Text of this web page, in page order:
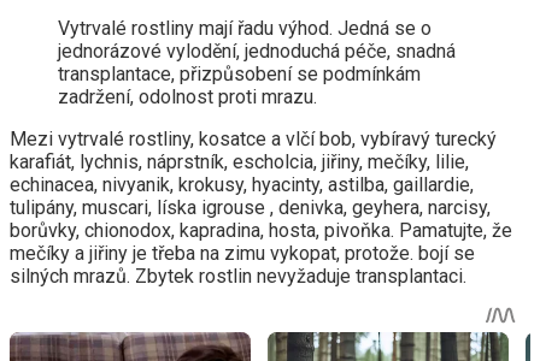
Vytrvalé rostliny mají řadu výhod. Jedná se o
jednorázové vylodění, jednoduchá péče, snadná
transplantace, přizpůsobení se podmínkám
zadržení, odolnost proti mrazu.
Mezi vytrvalé rostliny, kosatce a vlčí bob, vybíravý turecký
karafiát, lychnis, náprstník, escholcia, jiřiny, mečíky, lilie,
echinacea, nivyanik, krokusy, hyacinty, astilba, gaillardie,
tulipány, muscari, líska igrouse , denivka, geyhera, narcisy,
borůvky, chionodox, kapradina, hosta, pivoňka. Pamatujte, že
mečíky a jiřiny je třeba na zimu vykopat, protože. bojí se
silných mrazů. Zbytek rostlin nevyžaduje transplantaci.